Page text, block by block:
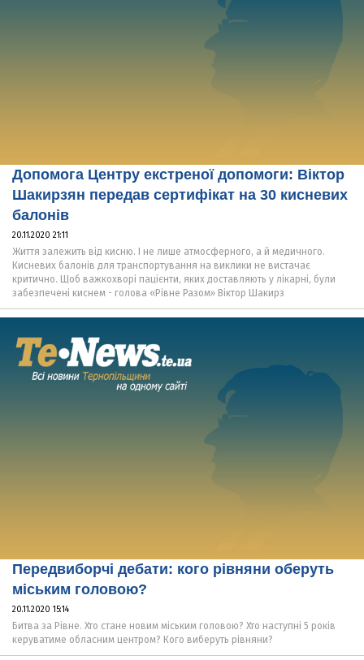
Допомога Центру екстреної допомоги: Віктор
Шакирзян передав сертифікат на 30 кисневих
балонів
20.11.2020 21:11
Життя залежить від кисню. І не лише атмосферного, а й медичного.
Кисневих балонів для транспортування на виклики не вистачає
критично. Щоб важкохворі пацієнти, яких доставляють у лікарні, були
забезпечені киснем - голова «Рівне Разом» Віктор Шакирз
Передвиборчі дебати: кого рівняни оберуть
міським головою?
20.11.2020 15:14
Битва за Рівне. Хто стане новим міським головою? Хто наступні 5 років
керуватиме обласним центром? Кого виберуть рівняни?